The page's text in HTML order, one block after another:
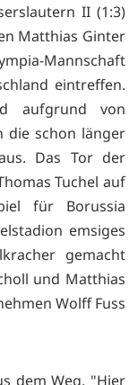
II (1:3)
Matthias Ginter
Mannschaft
eintreffen.
aufgrund von
die schon länger
Das Tor der
Tuchel auf
für Borussia
emsiges
gemacht
und Matthias
Wolff Fuss
dem Weg. "Hier